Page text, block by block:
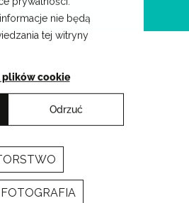
nie będą
tej witryny
plików cookie
Odrzuć
Artystyczne
FOTOGRAFIA